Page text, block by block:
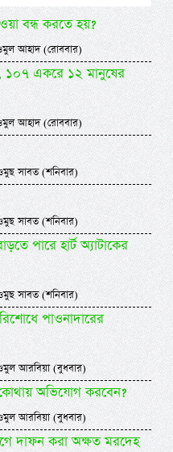
বন্ধ করতে হয়?
আহাদ (রোববার)
১০৭ একরে ১২ মানুষের
আহাদ (রোববার)
সাবত (শনিবার)
সাবত (শনিবার)
পারে হার্ট অ্যাটাকের
সাবত (শনিবার)
পাওনাদারের
আরবিয়া (বুধবার)
অভিযোগ করবেন?
আরবিয়া (বুধবার)
দাফন করা অক্ষত মরদেহ